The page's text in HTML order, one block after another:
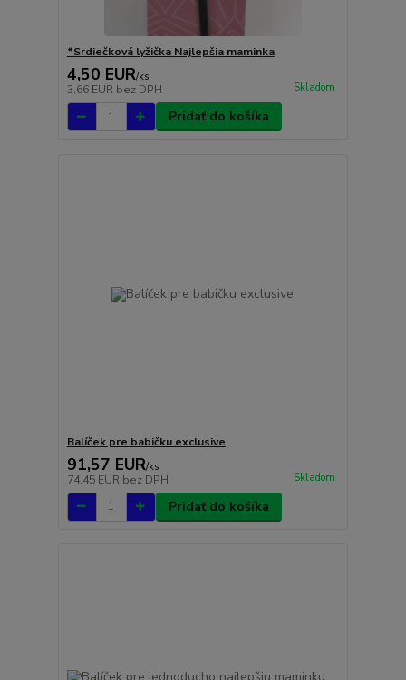
*Srdiečková lyžička Najlepšia maminka
4,50 EUR/ks
3,66 EUR bez DPH Skladom
Pridať do košíka
Balíček pre babičku exclusive
91,57 EUR/ks
74,45 EUR bez DPH Skladom
Pridať do košíka